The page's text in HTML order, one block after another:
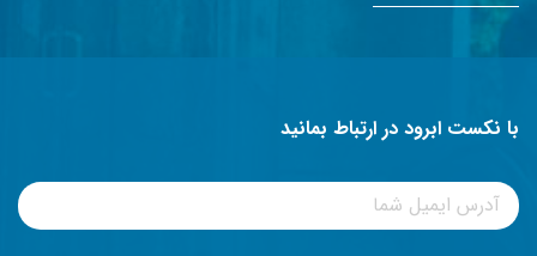
با نکست ابرود در ارتباط بمانید